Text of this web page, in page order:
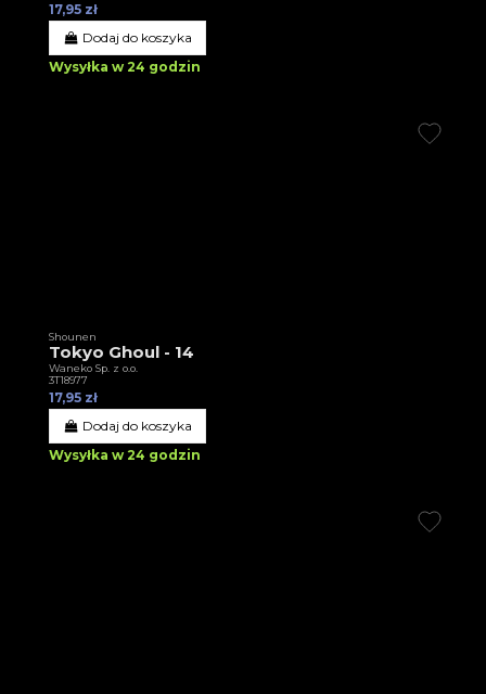
17,95 zł
Dodaj do koszyka
Wysyłka w 24 godzin
Shounen
Tokyo Ghoul - 14
Waneko Sp. z o.o.
3T18977
17,95 zł
Dodaj do koszyka
Wysyłka w 24 godzin